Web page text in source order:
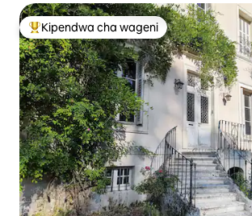
Kipendwa maarufu cha wageni
Kipendwa cha wageni